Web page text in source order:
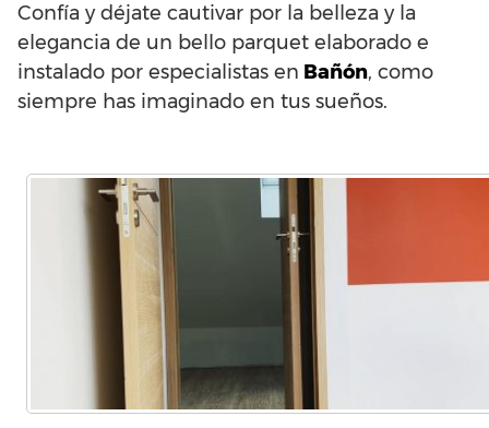
Confía y déjate cautivar por la belleza y la
elegancia de un bello parquet elaborado e
instalado por especialistas en Bañón, como
siempre has imaginado en tus sueños.